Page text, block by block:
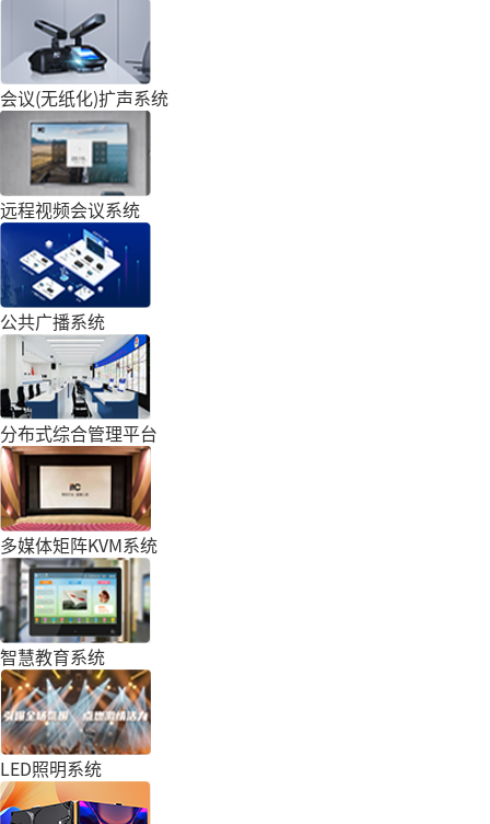
会议(无纸化)扩声系统
远程视频会议系统
公共广播系统
分布式综合管理平台
多媒体矩阵KVM系统
智慧教育系统
LED照明系统